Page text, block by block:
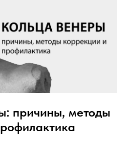
причины, методы